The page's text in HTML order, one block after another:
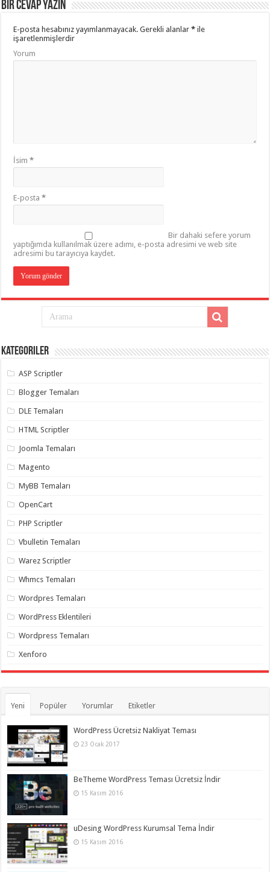
Bir cevap yazın
E-posta hesabınız yayımlanmayacak. Gerekli alanlar* ile
işaretlenmişlerdir
Yorum
İsim*
E-posta*
Bir dahaki sefere yorum
yaptığımda kullanılmak üzere adımı, e-posta adresimi ve web site
adresimi bu tarayıcıya kaydet.
Kategoriler
ASP Scriptler
Blogger Temaları
DLE Temaları
HTML Scriptler
Joomla Temaları
Magento
MyBB Temaları
OpenCart
PHP Scriptler
Vbulletin Temaları
Warez Scriptler
Whmcs Temaları
Wordpres Temaları
WordPress Eklentileri
Wordpress Temaları
Xenforo
Yeni Popüler Yorumlar Etiketler
WordPress Ücretsiz Nakliyat Teması
23 Ocak 2017
BeTheme WordPress Teması Ücretsiz İndir
15 Kasım 2016
uDesing WordPress Kurumsal Tema İndir
15 Kasım 2016